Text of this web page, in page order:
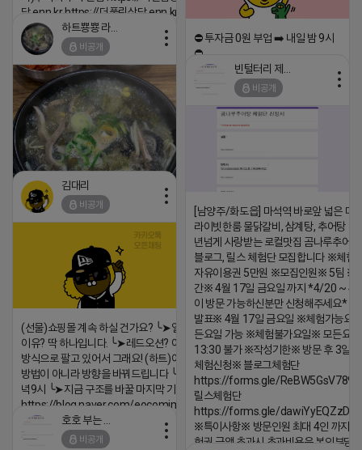
담.enn.kr https://더풀림상담.enn.kr
2026-04-18 17:26
⛔️ 투자금 0원 부업 ➡️ 내일 밤 9시
⛔️
2026-04-18 17:23
하트뿅뿅 라이언
비공개
https://m.blog.naver.com/wlgus1647/224253846149
2026-04-18 17:23
비공개
[남양주/화도읍] 마석역 바로앞 넓은 매
라이빗한룸 물닭갈비, 삼계탕, 추어탕 맛
년넘게 사랑받는 로컬맛집 곰나루추어
블로그, 릴스 체험단 모집합니다 ※체험
자유이용권 5만원 ※모집인원※ 5팀 ※
간※ 4월 17일 금요일 까지 *4/20 ~ 4/
이 방문 가능하신분만 신청해주세요* ※
발표※ 4월 17일 금요일 ※체험가능요
든요일 가능 ※체험불가요일※ 모든요
13:30 불가 ※작성기한※ 방문 후 3일
체험신청※ 블로그체험단
https://forms.gle/
릴스체험단
https://forms.gle/
※특이사항※ 방문인원 최대 4인 까지
험권 금액 초과시 초과비용은 본인부담
김대리
비공개
(선물)쇼핑몰 계속 하실 건가요? ╰➤열심히 해도 안되는
이유? 딱 하나입니다. ╰➤레드오션? 아니요! ╰➤모두 같은
방식으로 팔고 있어서 그래요! (하트)이번엔 다릅니다. ╰➤
방법이 아니라 방향을 바꿔드립니다 ╰➤4월 21일(화) 저
녁9시 ╰➤지금 구조를 바꿀 마지막 기회
https://blog.naver.com/eocomim/224250518436
2026-04-18 17:15
비공개